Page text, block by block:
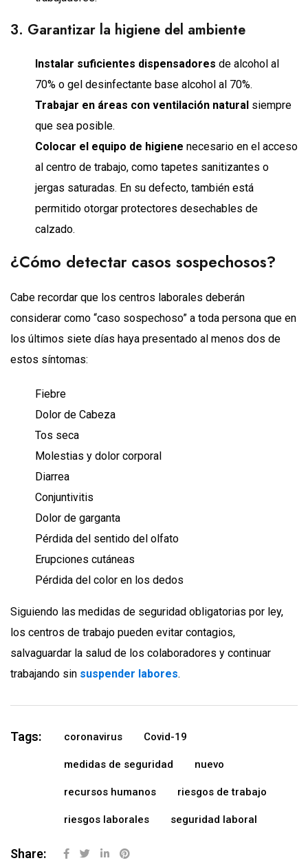
3. Garantizar la higiene del ambiente
Instalar suficientes dispensadores de alcohol al
70% o gel desinfectante base alcohol al 70%.
Trabajar en áreas con ventilación natural siempre
que sea posible.
Colocar el equipo de higiene necesario en el acceso
al centro de trabajo, como tapetes sanitizantes o
jergas saturadas. En su defecto, también está
permitido otorgar protectores desechables de
calzado.
¿Cómo detectar casos sospechosos?
Cabe recordar que los centros laborales deberán
considerar como “caso sospechoso” a toda persona que en
los últimos siete días haya presentado al menos dos de
estos síntomas:
Fiebre
Dolor de Cabeza
Tos seca
Molestias y dolor corporal
Diarrea
Conjuntivitis
Dolor de garganta
Pérdida del sentido del olfato
Erupciones cutáneas
Pérdida del color en los dedos
Siguiendo las medidas de seguridad obligatorias por ley,
los centros de trabajo pueden evitar contagios,
salvaguardar la salud de los colaboradores y continuar
trabajando sin suspender labores.
Tags: coronavirus Covid-19
medidas de seguridad nuevo
recursos humanos riesgos de trabajo
riesgos laborales seguridad laboral
Share: